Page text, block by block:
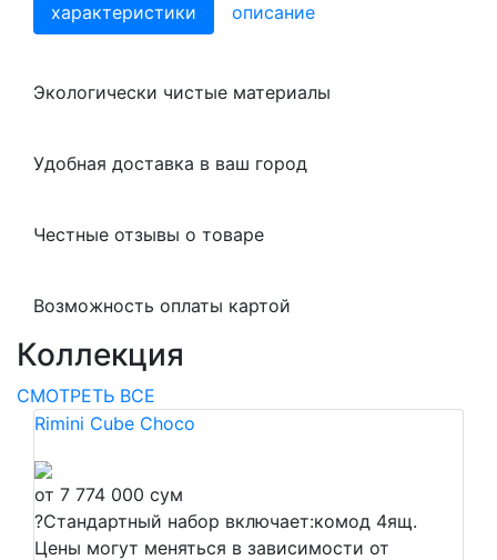
характеристики описание
Экологически чистые материалы
Удобная доставка в ваш город
Честные отзывы о товаре
Возможность оплаты картой
Коллекция
СМОТРЕТЬ ВСЕ
Rimini Cube Choco
от 7 774 000 сум
?Стандартный набор включает:комод 4ящ.
Цены могут меняться в зависимости от